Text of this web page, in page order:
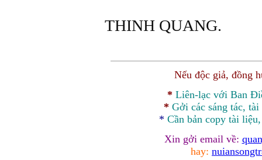
THINH QUANG.
Nếu độc giả, đồng
* Liên-lạc với Ban
* Gởi các sáng tác,
* Cần bản copy tài
Xin gởi email về:
hay: